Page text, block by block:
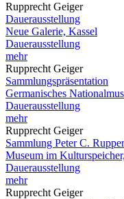
Rupprecht Geiger
Dauerausstellung
Neue Galerie, Kassel
Dauerausstellung
mehr
Rupprecht Geiger
Sammlungspräsentation
Germanisches
Dauerausstellung
mehr
Rupprecht Geiger
Sammlung Peter C.
Museum im
Dauerausstellung
mehr
Rupprecht Geiger